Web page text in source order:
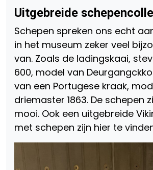
Uitgebreide
Schepen spreken ons echt
in het museum zeker veel
van. Zoals de ladingskaai,
600, model van
van een Portugese kraak,
driemaster 1863. De schepen
mooi. Ook een uitgebreide
met schepen zijn hier te